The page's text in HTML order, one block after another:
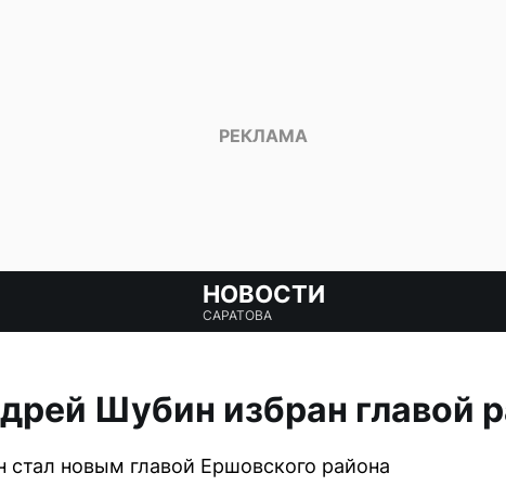
НОВОСТИ
САРАТОВА
Шубин избран главой
новым главой Ершовского района